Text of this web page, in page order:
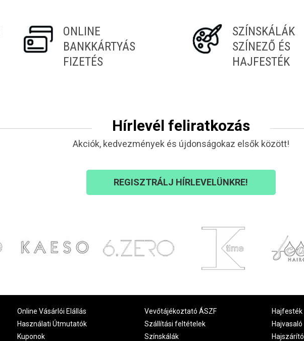
ONLINE
BANKKÁRTYÁS
FIZETÉS
SZÍNSKÁLÁK
SZÍNEZŐ ÉS
HAJFESTÉK
Hírlevél feliratkozás
Akciók, kedvezmények és újdonságokaz elsők között!
REGISZTRÁLJ HÍRLEVELÜNKRE!
Online Vásárlói Elállás
Használati Útmutatók
Kuponok
Vevőtájékoztató ÁSZF
Szállítási feltételek
Színskálák
Hajfesték
Hajvasaló
Hajszárító